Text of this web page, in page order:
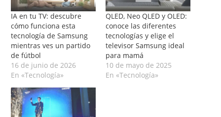
IA en tu TV: descubre
cómo funciona esta
tecnología de Samsung
mientras ves un partido
de fútbol
16 de junio de 2026
En «Tecnología»
QLED, Neo QLED y OLED:
conoce las diferentes
tecnologías y elige el
televisor Samsung ideal
para mamá
10 de mayo de 2025
En «Tecnología»